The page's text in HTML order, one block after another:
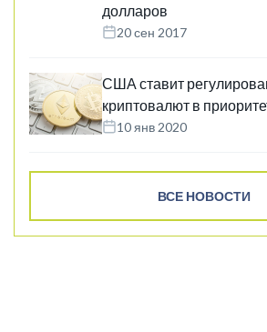
долларов
20 сен 2017
США ставит
криптовалют в
10 янв 2020
ВСЕ НОВОСТИ